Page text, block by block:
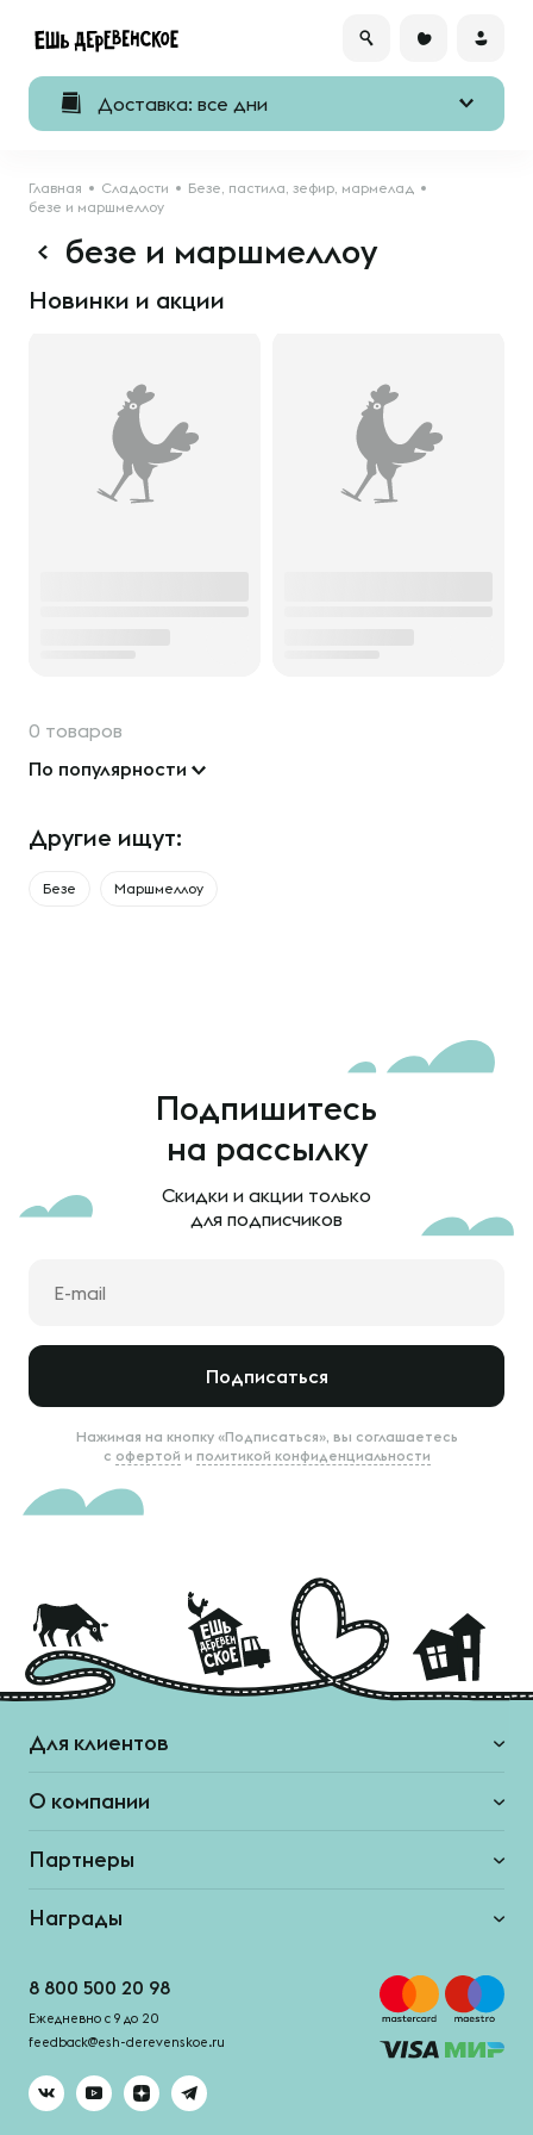
Доставка: все дни
Главная Сладости
Безе, пастила, зефир, мармелад
безе и маршмеллоу
безе и маршмеллоу
Новинки и акции
0 товаров
По популярности
Другие ищут:
Безе Маршмеллоу
Подпишитесь
на рассылку
Скидки и акции только
для подписчиков
Подписаться
Нажимая на кнопку «Подписаться», вы соглашаетесь
с офертой и политикой конфиденциальности
Для клиентов
О компании
Партнеры
Награды
8 800 500 20 98
Ежедневно с 9 до 20
feedback@esh-derevenskoe.ru